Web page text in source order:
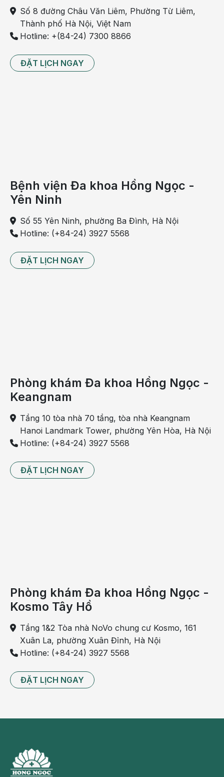
Số 8 đường Châu Văn Liêm, Phường Từ Liêm,
Thành phố Hà Nội, Việt Nam
Hotline: +(84-24) 7300 8866
ĐẶT LỊCH NGAY
Bệnh viện Đa khoa Hồng Ngọc -
Yên Ninh
Số 55 Yên Ninh, phường Ba Đình, Hà Nội
Hotline: (+84-24) 3927 5568
ĐẶT LỊCH NGAY
Phòng khám Đa khoa Hồng Ngọc -
Keangnam
Tầng 10 tòa nhà 70 tầng, tòa nhà Keangnam
Hanoi Landmark Tower, phường Yên Hòa, Hà Nội
Hotline: (+84-24) 3927 5568
ĐẶT LỊCH NGAY
Phòng khám Đa khoa Hồng Ngọc -
Kosmo Tây Hồ
Tầng 1&2 Tòa nhà NoVo chung cư Kosmo, 161
Xuân La, phường Xuân Đỉnh, Hà Nội
Hotline: (+84-24) 3927 5568
ĐẶT LỊCH NGAY